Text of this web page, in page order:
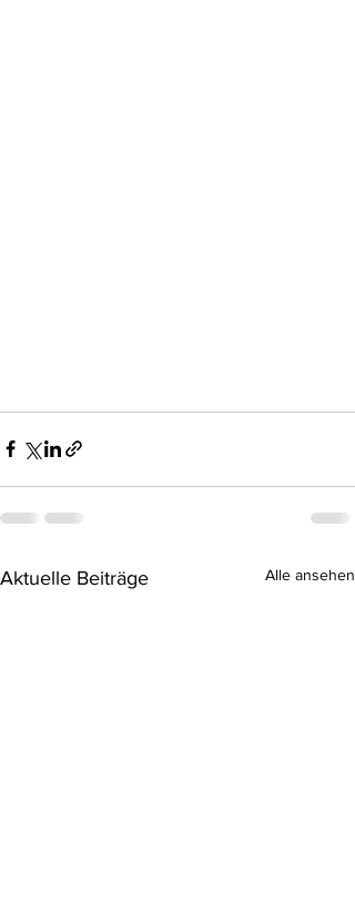
Aktuelle Beiträge Alle ansehen